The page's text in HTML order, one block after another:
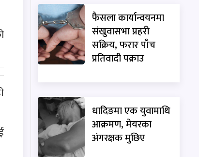
फैसला कार्यान्वयनमा
संखुवासभा प्रहरी
सक्रिय, फरार पाँच
प्रतिवादी पक्राउ
धादिङमा एक युवामाथि
आक्रमण, मेयरका
अंगरक्षक मुछिए